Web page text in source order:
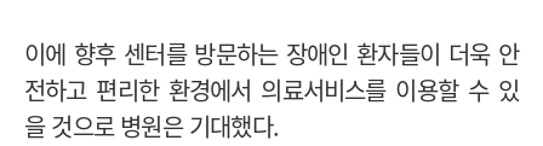
이에 향후 센터를 방문하는 장애인 환자들이 더욱 안
전하고 편리한 환경에서 의료서비스를 이용할 수 있
을 것으로 병원은 기대했다.